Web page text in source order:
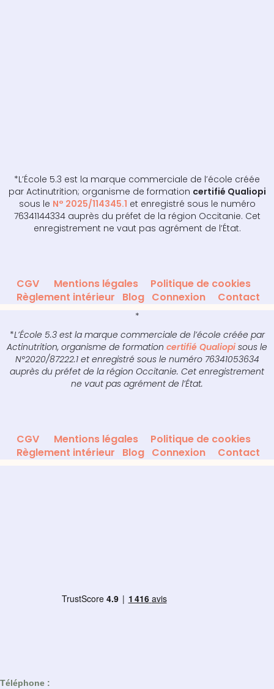
*L’École 5.3 est la marque commerciale de l’école créée
par Actinutrition; organisme de formation certifié Qualiopi
sous le N° 2025/114345.1 et enregistré sous le numéro
76341144334 auprès du préfet de la région Occitanie. Cet
enregistrement ne vaut pas agrément de l’État.
CGV Mentions légales
Politique de cookies
Règlement intérieur
Blog Connexion Contact
*
*L’École 5.3 est la marque commerciale de l’école créée par
Actinutrition, organisme de formation certifié Qualiopi sous le
N°2020/87222.1 et enregistré sous le numéro 76341053634
auprès du préfet de la région Occitanie. Cet enregistrement
ne vaut pas agrément de l’État.
CGV Mentions légales
Politique de cookies
Règlement intérieur
Blog Connexion Contact
Téléphone :